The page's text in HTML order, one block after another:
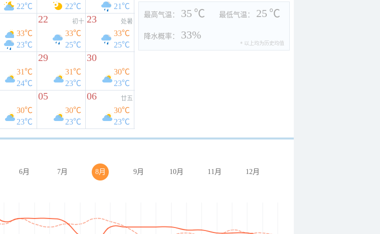
22℃
22℃
21℃
33℃
23℃
22 初十
33℃
25℃
23 处暑
33℃
25℃
31℃
24℃
29
31℃
23℃
30
30℃
23℃
30℃
23℃
05
30℃
23℃
06 廿五
30℃
23℃
最高气温： 35 ℃ 最低气温： 25 ℃
降水概率： 33%
* 以上均为历史均值
6月 7月 8月 9月 10月 11月 12月